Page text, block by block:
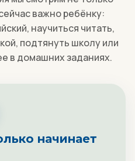
важно ребёнку:
научиться читать,
подтянуть школу или
в домашних заданиях.
начинает